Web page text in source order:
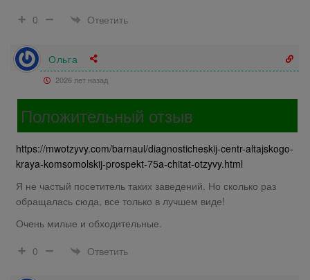
0
Ответить
Ольга
2026 лет назад
Положительный отзыв
https://mwotzyvy.com/barnaul/diagnosticheskij-centr-altajskogo-
kraya-komsomolskij-prospekt-75a-chitat-otzyvy.html
Я не частый посетитель таких заведений. Но сколько раз
обращалась сюда, все только в лучшем виде!
Очень милые и обходительные.
0
Ответить